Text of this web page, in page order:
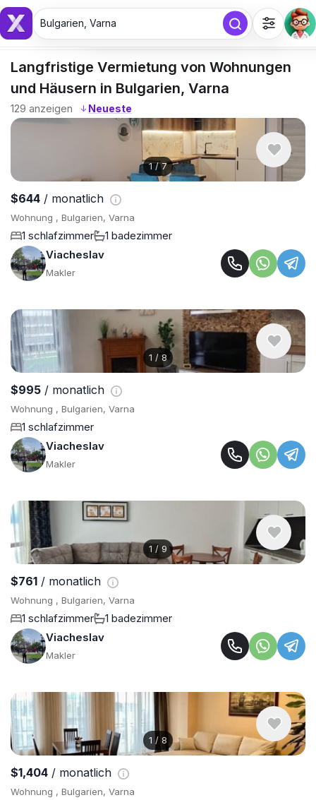
Bulgarien, Varna
Langfristige Vermietung von Wohnungen
und Häusern in Bulgarien, Varna
129 anzeigen ↓
1/7
$644 / monatlich
Wohnung , Bulgarien, Varna
1 schlafzimmer
1 badezimmer
Viacheslav
Makler
1 / 8
$995 / monatlich
Wohnung , Bulgarien, Varna
1 schlafzimmer
Viacheslav
Makler
1 / 9
$761 / monatlich
Wohnung , Bulgarien, Varna
1 schlafzimmer
1 badezimmer
Viacheslav
Makler
1 / 8
$1,404 / monatlich
Wohnung , Bulgarien, Varna